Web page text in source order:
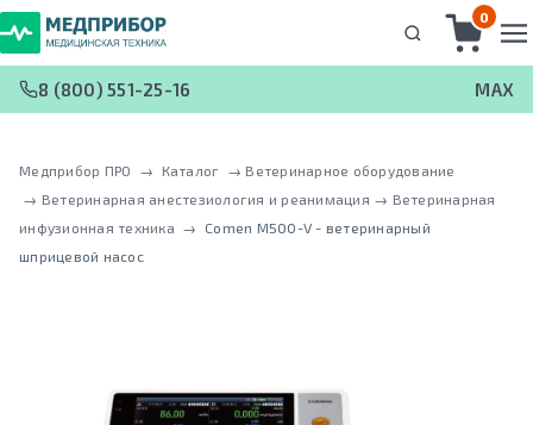
0
8 (800) 551-25-16 MAX
Медприбор ПРО → Каталог → Ветеринарное оборудование
→ Ветеринарная анестезиология и реанимация → Ветеринарная
инфузионная техника →
Comen M500-V - ветеринарный
шприцевой насос